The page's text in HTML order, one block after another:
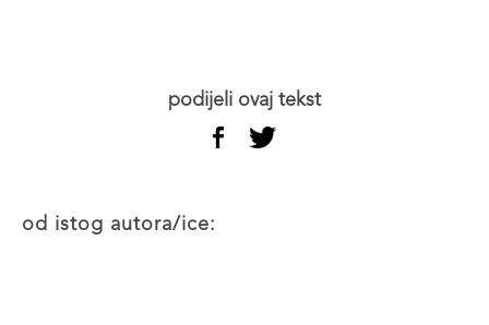
podijeli ovaj tekst
od istog autora/ice: